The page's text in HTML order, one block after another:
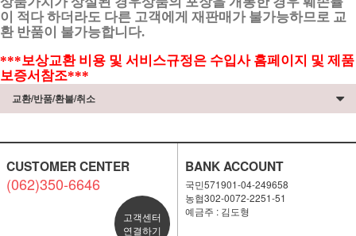
이 적다 하더라도 다른 고객에게 재판매가 불가능하므로 교
환 반품이 불가능합니다.
***보상교환 비용 및 서비스규정은 수입사 홈페이지 및 제품
보증서참조***
교환/반품/환불/취소
CUSTOMER CENTER
(062)350-6646
고객센터
연결하기
BANK ACCOUNT
국민571901-04-249658
농협302-0072-2251-51
예금주 : 김도형